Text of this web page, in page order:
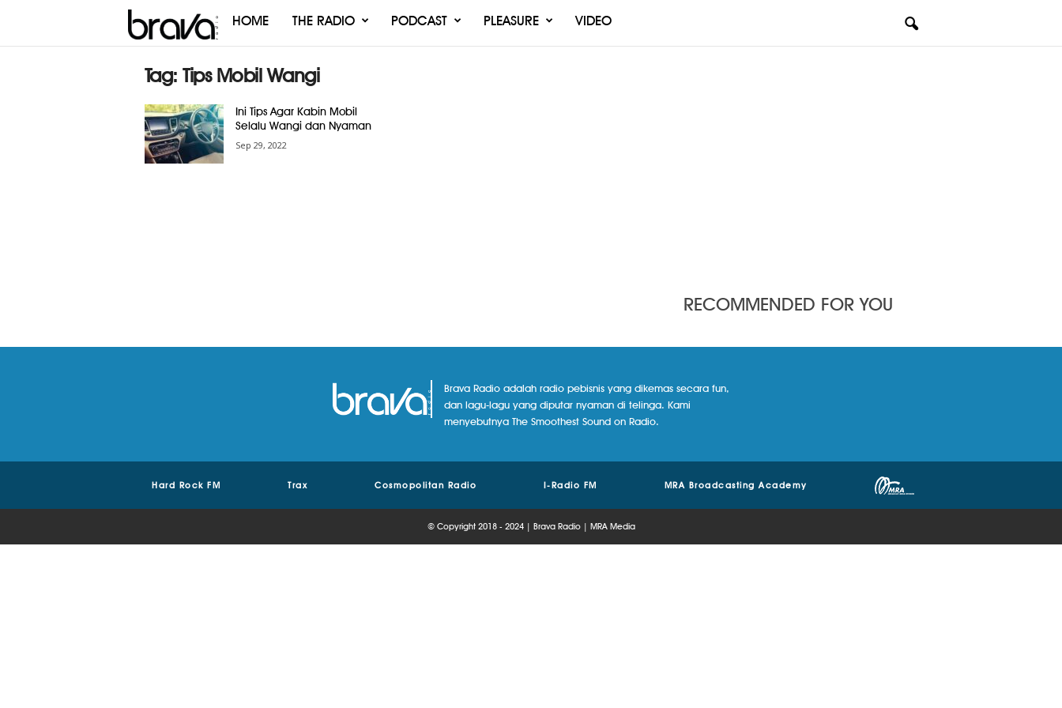
Brava
HOME THE RADIO PODCAST PLEASURE VIDEO
Tag: Tips Mobil Wangi
Ini Tips Agar Kabin Mobil
Selalu Wangi dan Nyaman
Sep 29, 2022
RECOMMENDED FOR YOU
Brava Radio adalah radio pebisnis yang dikemas secara fun,
dan lagu-lagu yang diputar nyaman di telinga. Kami
menyebutnya The Smoothest Sound on Radio.
Hard Rock FM Trax Cosmopolitan Radio I-Radio FM MRA Broadcasting Academy
© Copyright 2018 - 2024 | Brava Radio | MRA Media